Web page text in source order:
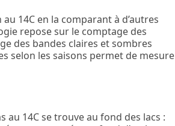
au 14C en la comparant à d’autres
repose sur le comptage des
des bandes claires et sombres
selon les saisons permet de
au 14C se trouve au fond des lacs :